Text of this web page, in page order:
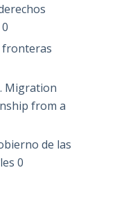
0
fronteras
Migration
from a
de las
0